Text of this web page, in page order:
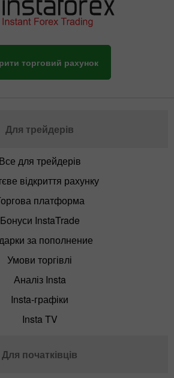
торговий рахунок
Для трейдерів
Все для трейдерів
відкриття рахунку
платформа
Бонуси InstaTrade
за пополнение
Умови торгівлі
Аналіз Insta
Insta-графіки
Insta TV
Для початківців